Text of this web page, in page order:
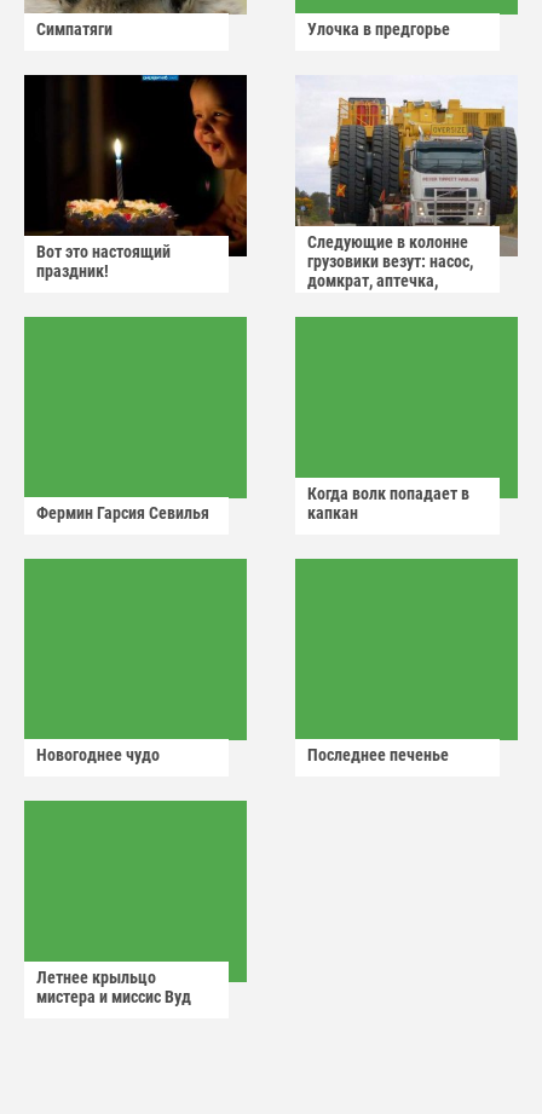
Симпатяги Улочка в предгорье
Вот это настоящий
праздник!
Следующие в колонне
грузовики везут: насос,
домкрат, аптечка,
Фермин Гарсия Севилья
Когда волк попадает в
капкан
Новогоднее чудо Последнее печенье
Летнее крыльцо
мистера и миссис Вуд